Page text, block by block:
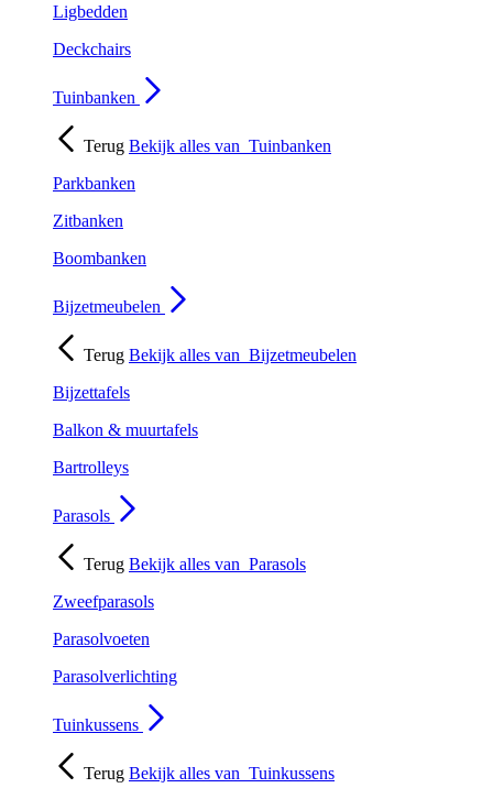
Ligbedden
Deckchairs
Tuinbanken
Terug Bekijk alles van Tuinbanken
Parkbanken
Zitbanken
Boombanken
Bijzetmeubelen
Terug Bekijk alles van Bijzetmeubelen
Bijzettafels
Balkon & muurtafels
Bartrolleys
Parasols
Terug Bekijk alles van Parasols
Zweefparasols
Parasolvoeten
Parasolverlichting
Tuinkussens
Terug Bekijk alles van Tuinkussens